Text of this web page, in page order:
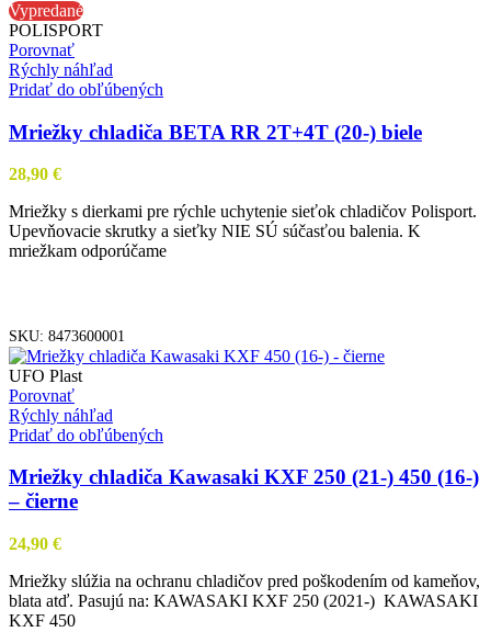
Vypredané
POLISPORT
Porovnať
Rýchly náhľad
Pridať do obľúbených
Mriežky chladiča BETA RR 2T+4T (20-) biele
28,90 €
Mriežky s dierkami pre rýchle uchytenie sieťok chladičov Polisport.
Upevňovacie skrutky a sieťky NIE SÚ súčasťou balenia. K
mriežkam odporúčame
SKU: 8473600001
UFO Plast
Porovnať
Rýchly náhľad
Pridať do obľúbených
Mriežky chladiča Kawasaki KXF 250 (21-) 450 (16-)
– čierne
24,90 €
Mriežky slúžia na ochranu chladičov pred poškodením od kameňov,
blata atď. Pasujú na: KAWASAKI KXF 250 (2021-) KAWASAKI
KXF 450